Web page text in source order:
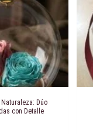
Dúo
con Detalle